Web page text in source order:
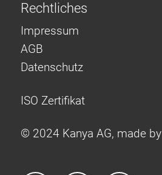
Rechtliches
Impressum
AGB
Datenschutz
ISO Zertifikat
© 2024 Kanya AG, made by